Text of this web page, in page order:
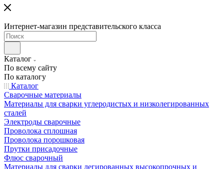
Интернет-магазин представительского класса
Каталог
По всему сайту
По каталогу
Каталог
Сварочные материалы
Материалы для сварки углеродистых и низколегированных
сталей
Электроды сварочные
Проволока сплошная
Проволока порошковая
Прутки присадочные
Флюс сварочный
Материалы для сварки легированных высокопрочных и